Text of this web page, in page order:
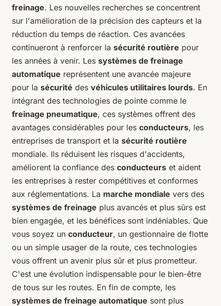
freinage. Les nouvelles recherches se concentrent
sur l'amélioration de la précision des capteurs et la
réduction du temps de réaction. Ces avancées
continueront à renforcer la sécurité routière pour
les années à venir. Les systèmes de freinage
automatique représentent une avancée majeure
pour la sécurité des véhicules utilitaires lourds. En
intégrant des technologies de pointe comme le
freinage pneumatique, ces systèmes offrent des
avantages considérables pour les conducteurs, les
entreprises de transport et la sécurité routière
mondiale. Ils réduisent les risques d'accidents,
améliorent la confiance des conducteurs et aident
les entreprises à rester compétitives et conformes
aux réglementations. La marche mondiale vers des
systèmes de freinage plus avancés et plus sûrs est
bien engagée, et les bénéfices sont indéniables. Que
vous soyez un conducteur, un gestionnaire de flotte
ou un simple usager de la route, ces technologies
vous offrent un avenir plus sûr et plus prometteur.
C'est une évolution indispensable pour le bien-être
de tous sur les routes. En fin de compte, les
systèmes de freinage automatique sont plus